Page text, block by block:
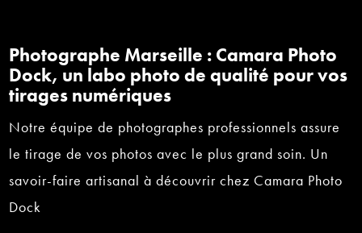
Photographe Marseille : Camara Photo
Dock, un labo photo de qualité pour vos
tirages numériques
Notre équipe de photographes professionnels assure
le tirage de vos photos avec le plus grand soin. Un
savoir-faire artisanal à découvrir chez Camara Photo
Dock